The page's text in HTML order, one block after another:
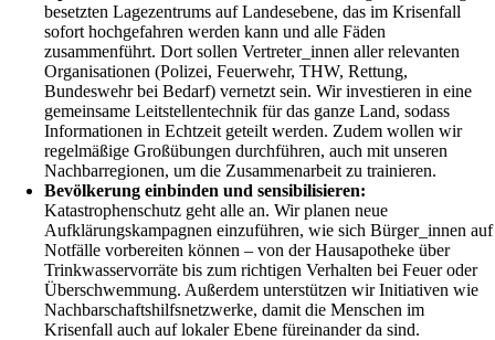
besetzten Lagezentrums auf Landesebene, das im Krisenfall
sofort hochgefahren werden kann und alle Fäden
zusammenführt. Dort sollen Vertreter_innen aller relevanten
Organisationen (Polizei, Feuerwehr, THW, Rettung,
Bundeswehr bei Bedarf) vernetzt sein. Wir investieren in eine
gemeinsame Leitstellentechnik für das ganze Land, sodass
Informationen in Echtzeit geteilt werden. Zudem wollen wir
regelmäßige Großübungen durchführen, auch mit unseren
Nachbarregionen, um die Zusammenarbeit zu trainieren.
Bevölkerung einbinden und sensibilisieren:
Katastrophenschutz geht alle an. Wir planen neue
Aufklärungskampagnen einzuführen, wie sich Bürger_innen auf
Notfälle vorbereiten können – von der Hausapotheke über
Trinkwasservorräte bis zum richtigen Verhalten bei Feuer oder
Überschwemmung. Außerdem unterstützen wir Initiativen wie
Nachbarschaftshilfsnetzwerke, damit die Menschen im
Krisenfall auch auf lokaler Ebene füreinander da sind.